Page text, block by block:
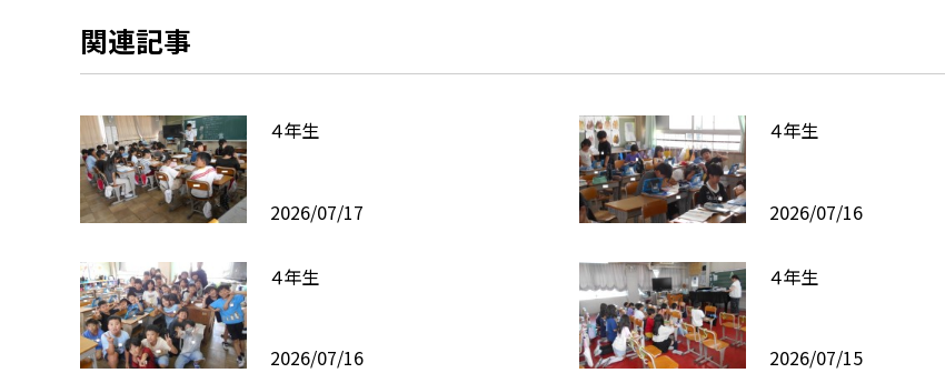
関連記事
４年生
2026/07/17
４年生
2026/07/16
４年生
2026/07/16
４年生
2026/07/15